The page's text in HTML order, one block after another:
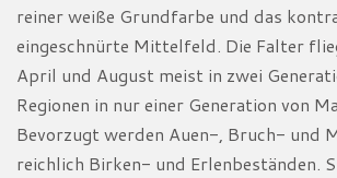
reiner weiße Grundfarbe und das
eingeschnürte Mittelfeld. Die Falter
April und August meist in zwei
Regionen in nur einer Generation von
Bevorzugt werden Auen-, Bruch- und
reichlich Birken- und Erlenbeständen.